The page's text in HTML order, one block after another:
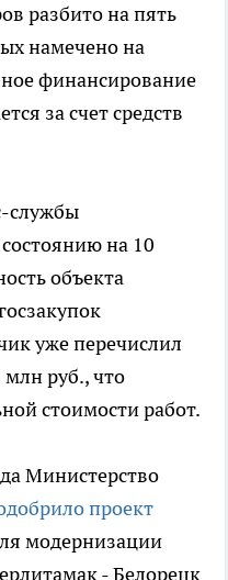
разбито на пять
намечено на
финансирование
за счет средств
службы
на 10
объекта
уже перечислил
руб., что
стоимости работ.
Министерство
проект
модернизации
- Белорецк